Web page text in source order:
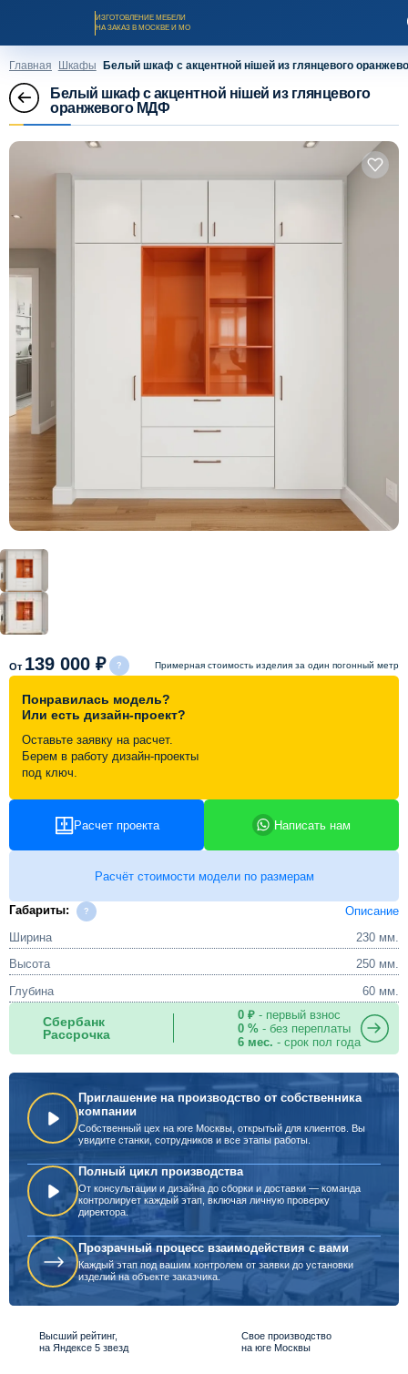
ИЗГОТОВЛЕНИЕ МЕБЕЛИ
НА ЗАКАЗ В МОСКВЕ И МО
Каталог мебели на заказ
Оплата и доставка
Рассрочка и кредит
Акции и скидки
Портфолио
Видеоотзывы
Контакты
Главная Шкафы Белый шкаф с акцентной нішей из глянцевого
Белый шкаф с акцентной нішей из глянцевого
оранжевого МДФ
От 139 000 ₽ Примерная стоимость изделия за один погонный метр
Понравилась модель?
Или есть дизайн-проект?
Оставьте заявку на расчет.
Берем в работу дизайн-проекты
под ключ.
Расчет проекта Написать нам
Расчёт стоимости модели по размерам
Габариты:
Описание
Ширина
230 мм.
Высота
250 мм.
Глубина
60 мм.
Сбербанк
Рассрочка
0 ₽- первый взнос
0 %- без переплаты
6 мес. - срок пол года
Приглашение на производство от собственника
компании
Собственный цех на юге Москвы, открытый для клиентов. Вы
увидите станки, сотрудников и все этапы работы.
Полный цикл производства
От консультации и дизайна до сборки и доставки — команда
контролирует каждый этап, включая личную проверку
директора.
Прозрачный процесс взаимодействия с вами
Каждый этап под вашим контролем от заявки до установки
изделий на объекте заказчика.
Высший рейтинг,
на Яндексе 5 звезд
Свое производство
на юге Москвы